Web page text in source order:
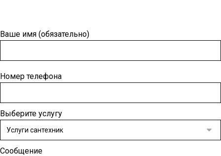
Ваше имя (обязательно)
Номер телефона
Выберите услугу
Сообщение